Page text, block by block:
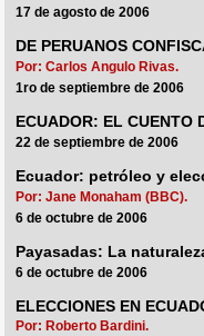
17 de agosto de 2006
DE PERUANOS
Por: Carlos Angulo Rivas.
1ro de septiembre de 2006
ECUADOR: EL CUENTO
22 de septiembre de 2006
Ecuador: petróleo y
Por: Jane Monaham (BBC).
6 de octubre de 2006
Payasadas: La
6 de octubre de 2006
ELECCIONES EN
Por: Roberto Bardini.